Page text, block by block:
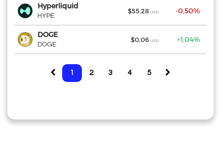
Hyperliquid
HYPE
$55,28 USD -0,50%
DOGE
DOGE
$0,06 USD +1,04%
Hyperliquid
HYPE
DOGE
DOGE
1 2 3 4 5